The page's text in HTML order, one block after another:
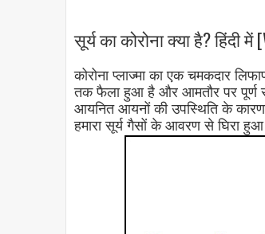
सूर्य का कोरोना क्या है? हिंदी
कोरोना प्लाज्मा का एक चमकदार
तक फैला हुआ है और आमतौर पर पूर्ण
आयनित आयनों की उपस्थिति के कारण
हमारा सूर्य गैसों के आवरण से घिरा